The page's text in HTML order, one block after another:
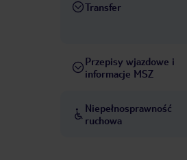
Transfer
Przepisy wjazdowe i
informacje MSZ
Niepełnosprawność
ruchowa